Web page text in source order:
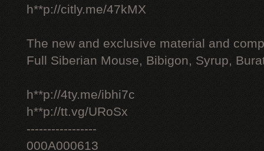
h**p://citly.me/47kMX
The new and exclusive material and
Full Siberian Mouse, Bibigon, Syrup,
h**p://4ty.me/ibhi7c
h**p://tt.vg/URoSx
-----------------
000A000613